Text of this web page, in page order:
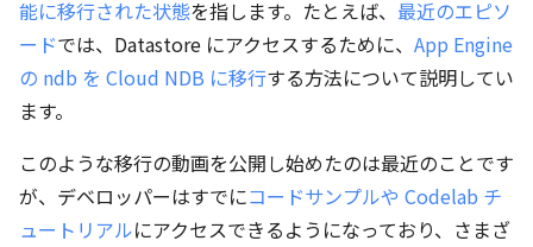
能に移行された状態を指します。たとえば、 最近のエピソ
ードでは、Datastore にアクセスするために、 App Engine
の ndb を Cloud NDB に移行する方法について説明してい
ます。
このような移行の動画を公開し始めたのは最近のことです
が、デベロッパーはすでにコードサンプルや Codelab チ
ュートリアルにアクセスできるようになっており、さまざ